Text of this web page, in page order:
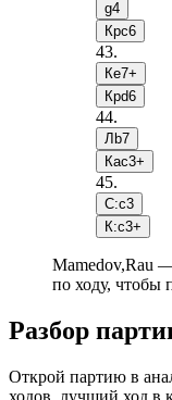
g4
Крc6
43.
Кe7+
Крd6
44.
Лb7
Кac3+
45.
С:c3
К:c3+
Mamedov,Rau
по ходу, чтобы
Разбор
Открой партию в
ходов, лучший ход в